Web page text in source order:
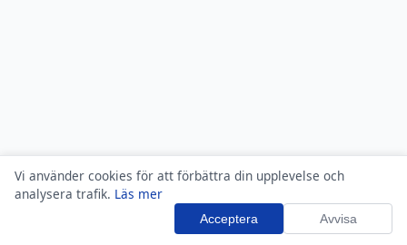
Vi använder cookies för att förbättra din upplevelse och
analysera trafik. Läs mer
Acceptera Avvisa